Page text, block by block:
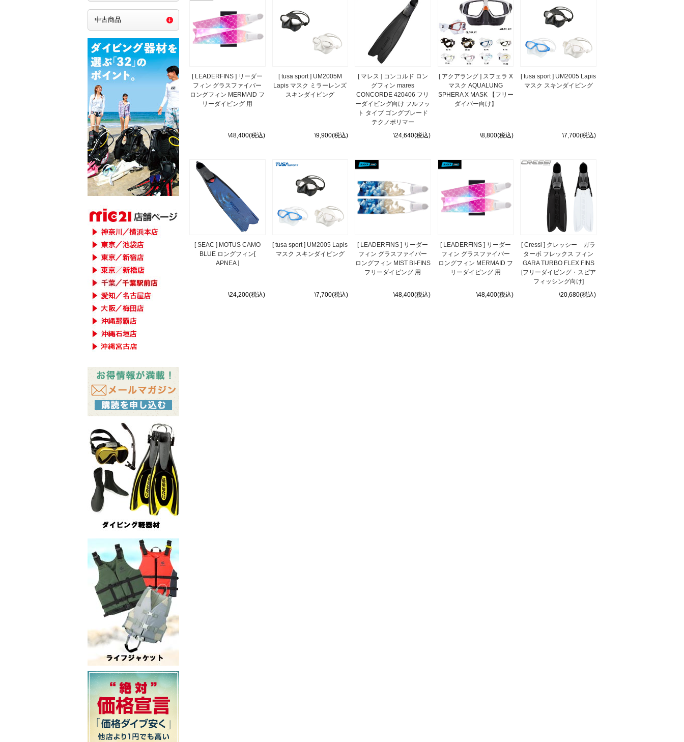
[ LEADERFINS ] リーダー
フィン グラスファイバー
ロングフィン MERMAID フ
リーダイビング 用
\48,400(税込)
[ tusa sport ] UM2005M
Lapis マスク ミラーレンズ
スキンダイビング
\9,900(税込)
[ マレス ] コンコルド ロン
グフィン mares
CONCORDE 420406 フリ
ーダイビング向け フルフッ
ト タイプ ゴングブレード
テクノポリマー
\24,640(税込)
[ アクアラング ] スフェラ X
マスク AQUALUNG
SPHERA X MASK 【フリー
ダイバー向け】
\8,800(税込)
[ tusa sport ] UM2005 Lapis
マスク スキンダイビング
\7,700(税込)
[ SEAC ] MOTUS CAMO
BLUE ロングフィン[
APNEA ]
\24,200(税込)
[ tusa sport ] UM2005 Lapis
マスク スキンダイビング
\7,700(税込)
[ LEADERFINS ] リーダー
フィン グラスファイバー
ロングフィン MIST BI-FINS
フリーダイビング 用
\48,400(税込)
[ LEADERFINS ] リーダー
フィン グラスファイバー
ロングフィン MERMAID フ
リーダイビング 用
\48,400(税込)
[ Cressi ] クレッシー ガラ
ターボ フレックス フィン
GARA TURBO FLEX FINS
[フリーダイビング・スピア
フィッシング向け]
\20,680(税込)
中古商品